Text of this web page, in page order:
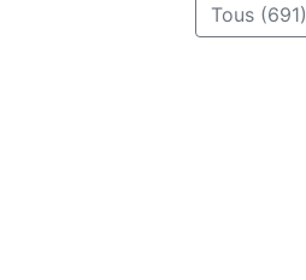
Tous (691)